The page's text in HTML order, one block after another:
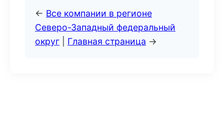
← Все компании в регионе
Северо-Западный федеральный
округ
Главная страница →